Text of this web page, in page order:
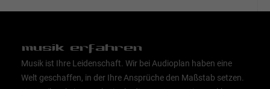
musik erfahren
Musik ist Ihre Leidenschaft. Wir bei Audioplan haben eine
Welt geschaffen, in der Ihre Ansprüche den Maßstab setzen.